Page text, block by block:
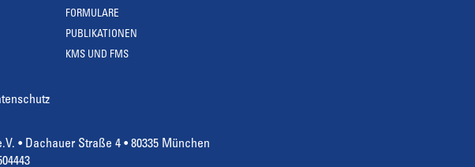
FORMULARE
PUBLIKATIONEN
KMS UND FMS
• Dachauer Straße 4 • 80335 München